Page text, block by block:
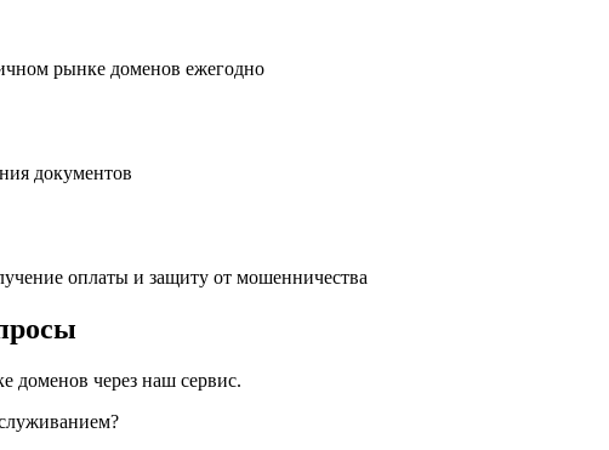
рынке доменов ежегодно
документов
оплаты и защиту от мошенничества
доменов через наш сервис.